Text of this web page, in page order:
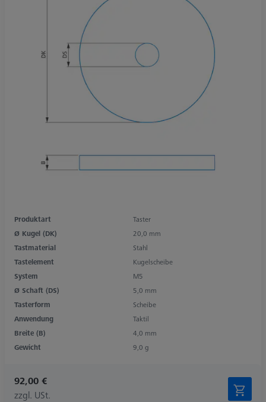
Produktart
Taster
Ø Kugel (DK)
20,0 mm
Tastmaterial
Stahl
Tastelement
Kugelscheibe
System
M5
Ø Schaft (DS)
5,0 mm
Tasterform
Scheibe
Anwendung
Taktil
Breite (B)
4,0 mm
Gewicht
9,0 g
92,00 €
zzgl. USt.